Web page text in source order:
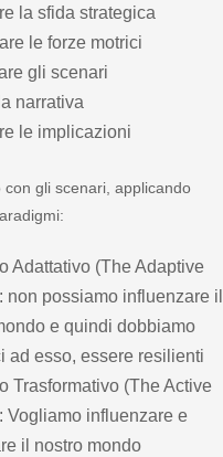
la sfida strategica
le forze motrici
gli scenari
narrativa
le implicazioni
con gli scenari, applicando
Adattativo (The Adaptive
non possiamo influenzare il
e quindi dobbiamo
ad esso, essere resilienti
Trasformativo (The Active
Vogliamo influenzare e
il nostro mondo